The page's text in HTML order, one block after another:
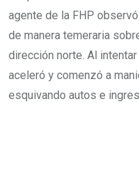
agente de la FHP
de manera temeraria
dirección norte. Al
aceleró y comenzó a
esquivando autos e